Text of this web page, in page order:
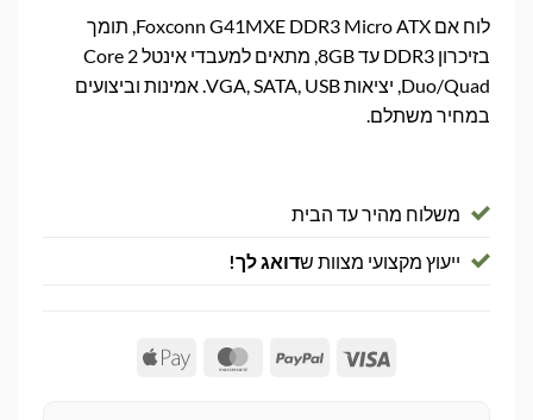
לוח אם Foxconn G41MXE DDR3 Micro ATX, תומך
בזיכרון DDR3 עד 8GB, מתאים למעבדי אינטל Core 2
Duo/Quad, יציאות VGA, SATA, USB. אמינות וביצועים
במחיר משתלם.
משלוח מהיר עד הבית
ייעוץ מקצועי מצוות שדואג לך!
Visa
PayPal
MasterCard
Apple